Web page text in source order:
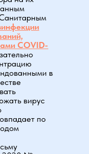
COVID-
в
вирус
по